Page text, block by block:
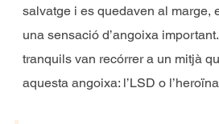
salvatge i es quedaven al marge,
una sensació d’angoixa
tranquils van recórrer a un mitjà
aquesta angoixa: l’LSD o